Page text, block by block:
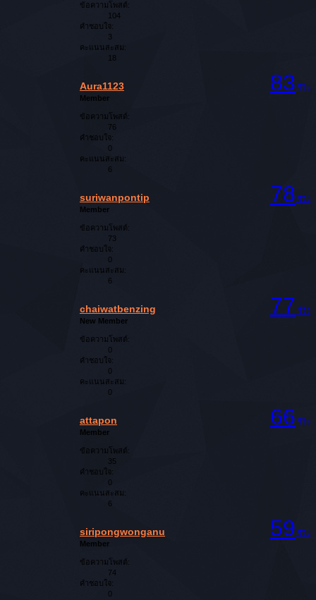
ข้อความโพสต์:
104
คำชอบใจ:
3
คะแนนสะสม:
18
83 รีวิว
Aura1123
Member
ข้อความโพสต์:
76
คำชอบใจ:
0
คะแนนสะสม:
6
78 รีวิว
suriwanpontip
Member
ข้อความโพสต์:
73
คำชอบใจ:
0
คะแนนสะสม:
6
77 รีวิว
chaiwatbenzing
New Member
ข้อความโพสต์:
0
คำชอบใจ:
0
คะแนนสะสม:
0
66 รีวิว
attapon
Member
ข้อความโพสต์:
35
คำชอบใจ:
0
คะแนนสะสม:
6
59 รีวิว
siripongwonganu
Member
ข้อความโพสต์:
74
คำชอบใจ:
0